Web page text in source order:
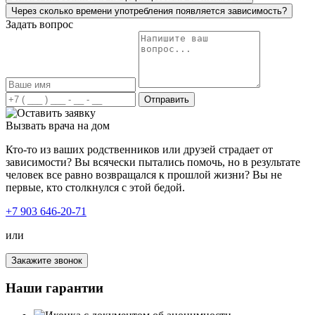
спасибо!
Я был зависим от наркотиков, временами, конечно,
понимал, что это уже затянуло меня сильно, но
остановиться не мог. Решил попробовать и обратился к
вам в клинику. Так как я продолжал работать и
попросту не мог находиться на лечении долгое время,
мне предложили усиленный курс лечения наркомании.
Наркологи вначале провели мне очищение организма, а
дальше началась психотерапия. Был сильно удивлен, как
грамотно и четко мне все разложили по полочкам, дали
бесценные рекомендации, что делать дальше вне
клиники. Спасибо вам огромное!
наркоманией. Мой брат стал употреблять наркотики, его
состояние менялось с каждым днём, мы просто не могли
узнать его. Из отзывчивого и порядочного молодого
Через сколько времени употребления появляется зависимость?
Задать вопрос
Отправить
Вызвать врача на дом
Кто-то из ваших родственников или друзей страдает от
зависимости? Вы всячески пытались помочь, но в результате
человек все равно возвращался к прошлой жизни? Вы не
первые, кто столкнулся с этой бедой.
+7 903 646-20-71
или
Закажите звонок
Наши гарантии